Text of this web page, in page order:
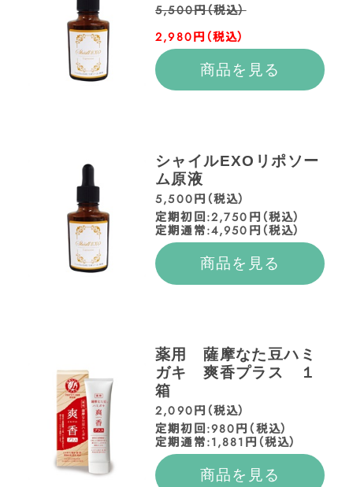
5,500円（税込）
2,980円（税込）
商品を見る
シャイルEXOリポソー
ム原液
5,500円（税込）
定期初回:2,750円（税込）
定期通常:4,950円（税込）
商品を見る
薬用 薩摩なた豆ハミ
ガキ 爽香プラス １
箱
2,090円（税込）
定期初回:980円（税込）
定期通常:1,881円（税込）
商品を見る